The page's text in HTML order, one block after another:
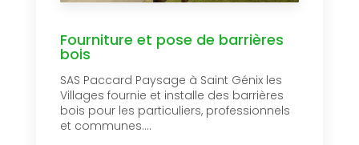
Fourniture et pose de barrières
bois
SAS Paccard Paysage à Saint Génix les
Villages fournie et installe des barrières
bois pour les particuliers, professionnels
et communes....